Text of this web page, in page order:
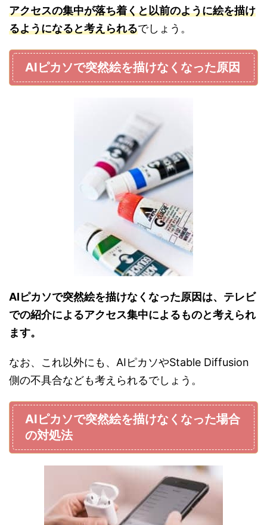
アクセスの集中が落ち着くと以前のように絵を描け
るようになると考えられるでしょう。
AIピカソで突然絵を描けなくなった原因
AIピカソで突然絵を描けなくなった原因は、テレビ
での紹介によるアクセス集中によるものと考えられ
ます。
なお、これ以外にも、AIピカソやStable Diffusion
側の不具合なども考えられるでしょう。
AIピカソで突然絵を描けなくなった場合
の対処法